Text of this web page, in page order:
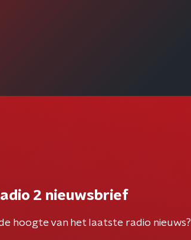
2 nieuwsbrief
hoogte van het laatste radio nieuws?